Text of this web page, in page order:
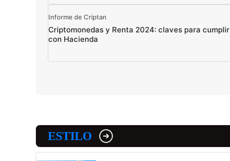
Informe de Criptan
Criptomonedas y Renta 2024: claves para cumplir
con Hacienda
ESTILO